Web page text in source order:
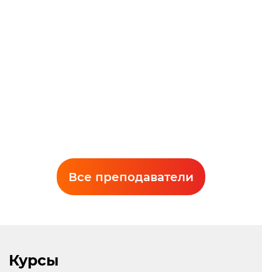
Попович Екатерина Валерьевна
Преподаватель английского языка
Все преподаватели
Курсы